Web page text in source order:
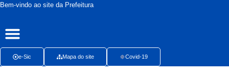
Bem-vindo ao site da Prefeitura
e-Sic Mapa do site Covid-19